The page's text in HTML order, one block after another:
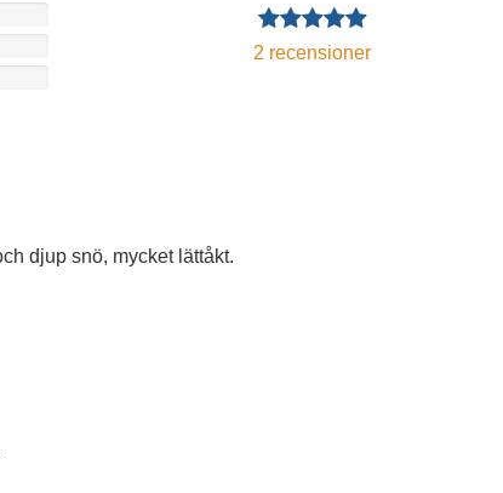
2 recensioner
djup snö, mycket lättåkt.